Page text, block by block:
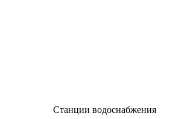
Станции водоснабжения